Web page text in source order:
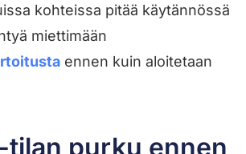
kohteissa pitää käytännössä
miettimään
ennen kuin aloitetaan
purku ennen